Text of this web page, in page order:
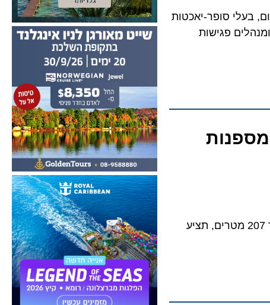
סופר-יאכטות
פגישות
שיתוף הפעולה בין מותג המלונות למספנת פינקנטיירי מתרחב. היאכטה החדשה, באורך 207 מטרים, תציע